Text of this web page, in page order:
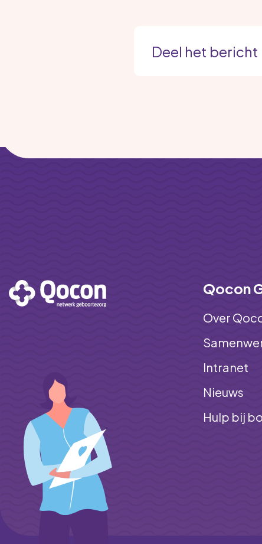
Deel het bericht
Qocon
Over
Intranet
Nieuws
Hulp bij